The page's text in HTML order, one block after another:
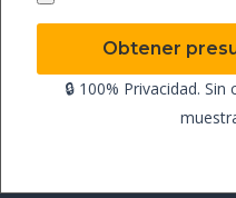
Obtener
🔒 100% Privacidad.